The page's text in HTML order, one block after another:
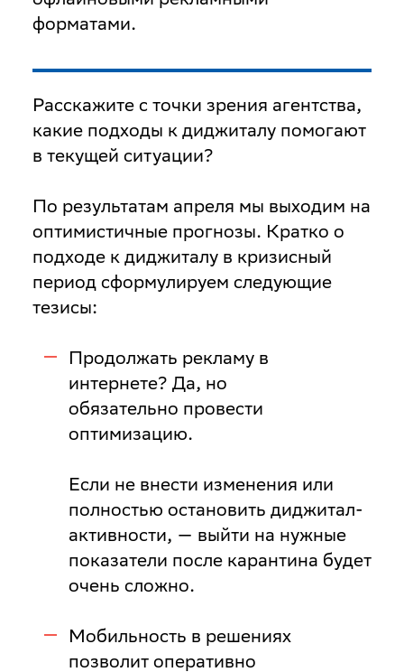
форматами.
Расскажите с точки зрения агентства,
какие подходы к диджиталу помогают
в текущей ситуации?
По результатам апреля мы выходим на
оптимистичные прогнозы. Кратко о
подходе к диджиталу в кризисный
период сформулируем следующие
тезисы:
Продолжать рекламу в
интернете? Да, но
обязательно провести
оптимизацию.
Если не внести изменения или
полностью остановить диджитал-
активности, — выйти на нужные
показатели после карантина будет
очень сложно.
Мобильность в решениях
позволит оперативно